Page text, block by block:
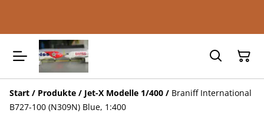
Start / Produkte / Jet-X Modelle 1/400 / Braniff International
B727-100 (N309N) Blue, 1:400